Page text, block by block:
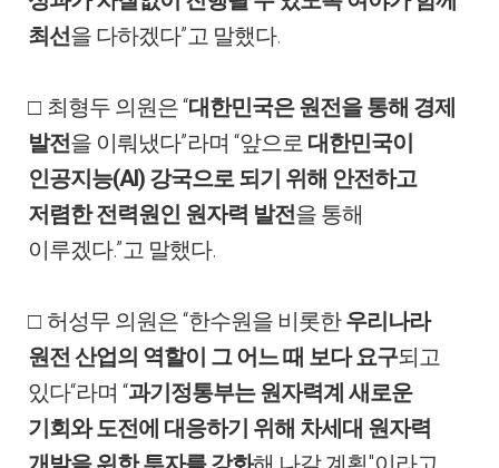
최선을 다하겠다”고 말했다.
□ 최형두 의원은“대한민국은 원전을 통해 경제
발전을 이뤄냈다”라며 “앞으로 대한민국이
인공지능(AI) 강국으로 되기 위해 안전하고
저렴한 전력원인 원자력 발전을 통해
이루겠다.”고 말했다.
□ 허성무 의원은“한수원을 비롯한우리나라
원전 산업의 역할이 그 어느 때 보다 요구되고
있다“라며 “과기정통부는 원자력계 새로운
기회와 도전에 대응하기 위해 차세대 원자력